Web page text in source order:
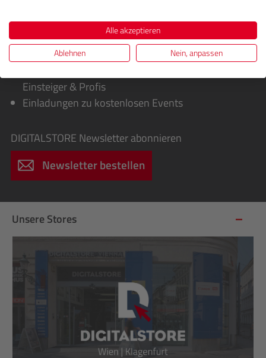
Sie erhalten von uns:
Exklusive Sonderaktionen, Cashbacks &
Sofortrabatte
Einsteiger & Profis
Einladungen zu kostenlosen Events
DIGITALSTORE Newsletter abonnieren
Newsletter bestellen
Unsere Stores
Alle akzeptieren
Ablehnen
Nein, anpassen